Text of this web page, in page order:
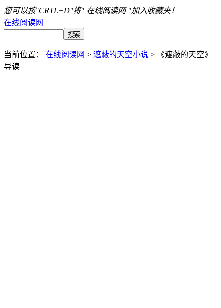
您可以按"CRTL+D"将" 在线阅读网 "加入收藏夹！
在线阅读网
当前位置： 在线阅读网 > 遮蔽的天空小说 > 《遮蔽的天空》
导读